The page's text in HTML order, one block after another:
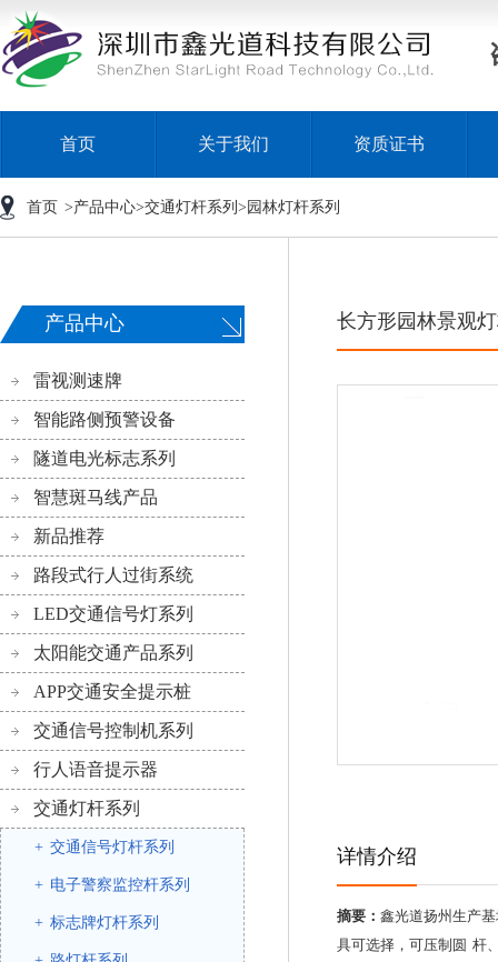
首页 关于我们 资质证书
首页 >产品中心>交通灯杆系列 > 园林灯杆系列
产品中心
雷视测速牌
智能路侧预警设备
隧道电光标志系列
智慧斑马线产品
新品推荐
路段式行人过街系统
LED交通信号灯系列
太阳能交通产品系列
APP交通安全提示桩
交通信号控制机系列
行人语音提示器
交通灯杆系列
+ 交通信号灯杆系列
+ 电子警察监控杆系列
+ 标志牌灯杆系列
长方形园林景观
详情介绍
摘要： 鑫光道扬州生产
具可选择，可压制圆 杆